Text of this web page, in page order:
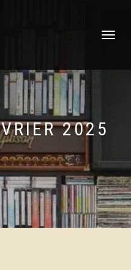
DÉPLIER
2025